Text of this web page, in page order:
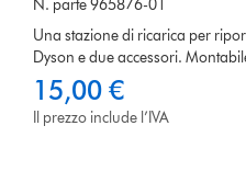
N. parte 965876-01
Una stazione di ricarica per
Dyson e due accessori.
15,00 €
Il prezzo include l’IVA